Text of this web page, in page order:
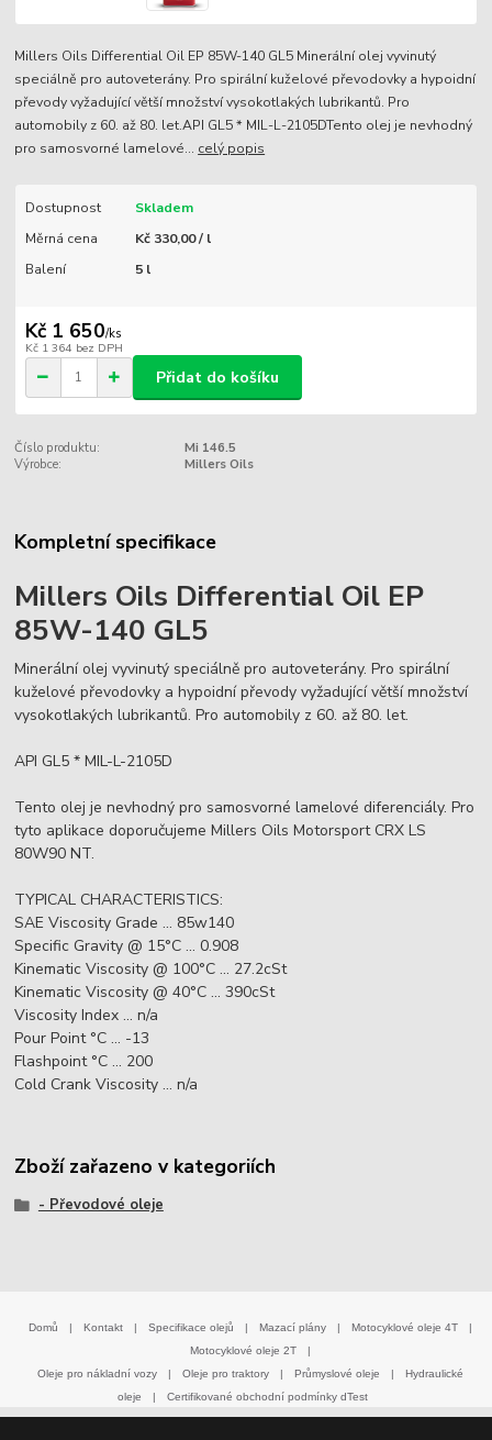
Millers Oils Differential Oil EP 85W-140 GL5 Minerální olej vyvinutý
speciálně pro autoveterány. Pro spirální kuželové převodovky a hypoidní
převody vyžadující větší množství vysokotlakých lubrikantů. Pro
automobily z 60. až 80. let.API GL5 * MIL-L-2105DTento olej je nevhodný
pro samosvorné lamelové... celý popis
Dostupnost
Skladem
Měrná cena
Kč 330,00 / l
Balení
5 l
Kč 1 650/ks
Kč 1 364 bez DPH
Přidat do košíku
Číslo produktu:
Mi 146.5
Výrobce:
Millers Oils
Kompletní specifikace
Millers Oils Differential Oil EP
85W-140 GL5
Minerální olej vyvinutý speciálně pro autoveterány. Pro spirální
kuželové převodovky a hypoidní převody vyžadující větší množství
vysokotlakých lubrikantů. Pro automobily z 60. až 80. let.
API GL5 * MIL-L-2105D
Tento olej je nevhodný pro samosvorné lamelové diferenciály. Pro
tyto aplikace doporučujeme Millers Oils Motorsport CRX LS
80W90 NT.
TYPICAL CHARACTERISTICS:
SAE Viscosity Grade ... 85w140
Specific Gravity @ 15°C ... 0.908
Kinematic Viscosity @ 100°C ... 27.2cSt
Kinematic Viscosity @ 40°C ... 390cSt
Viscosity Index ... n/a
Pour Point °C ... -13
Flashpoint °C ... 200
Cold Crank Viscosity ... n/a
Zboží zařazeno v kategoriích
- Převodové oleje
Domů | Kontakt | Specifikace olejů | Mazací plány | Motocyklové oleje 4T
|
Motocyklové oleje 2T
|
Oleje pro nákladní vozy
| Oleje pro traktory | Průmyslové oleje |
Hydraulické
oleje
| Certifikované obchodní podmínky dTest